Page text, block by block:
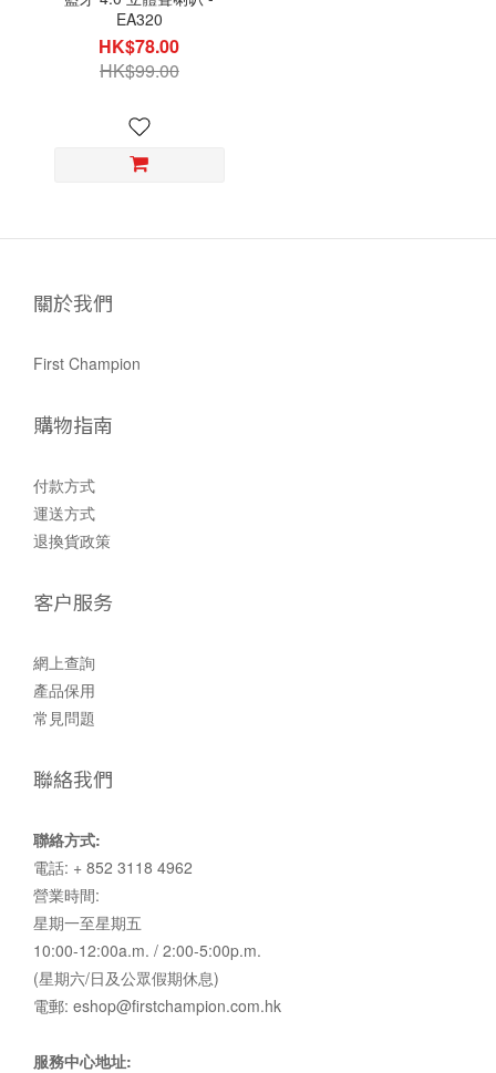
EA320
HK$78.00
HK$99.00
關於我們
First Champion
購物指南
付款方式
運送方式
退換貨政策
客户服务
網上查詢
產品保用
常見問題
聯絡我們
聯絡方式:
電話: + 852 3118 4962
營業時間:
星期一至星期五
10:00-12:00a.m. / 2:00-5:00p.m.
(星期六/日及公眾假期休息)
電郵: eshop@firstchampion.com.hk
服務中心地址: